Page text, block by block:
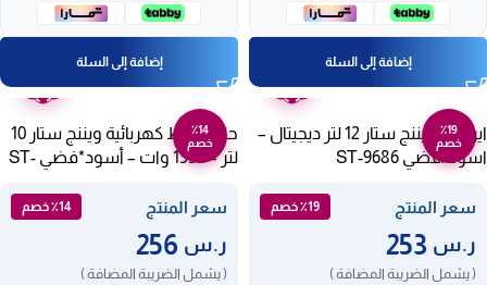
إضافة إلى السلة إضافة إلى السلة
٪19
خصم
عامين
ايرفراير ويننج ستار 12 لتر ديجيتال –
اسود/فضي ST-9686
سعر المنتج ٪19 خصم
ر.س
( يشمل الضريبة المضافة )
٪14
خصم
عامين
حلة ضغط كهربائية ويننج ستار 10
لتر – 1350 وات – أسود*فضي ST-
سعر المنتج
٪14 خصم
ر.س
( يشمل الضريبة المضافة )